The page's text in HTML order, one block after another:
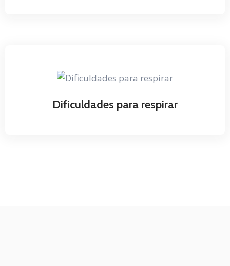
Dificuldades para respirar